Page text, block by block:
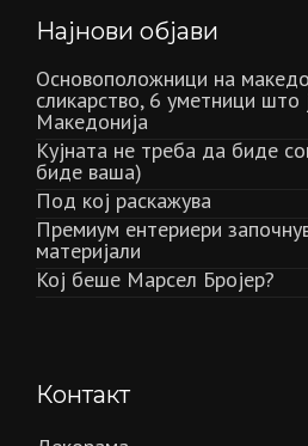
Најнови објави
Основоположници на
сликарство, 6 уметници што
Македонија
Кујната не треба да биде
биде ваша)
Под кој раскажува
Премиум ентериери
материјали
Кој беше Марсел Бројер?
Контакт